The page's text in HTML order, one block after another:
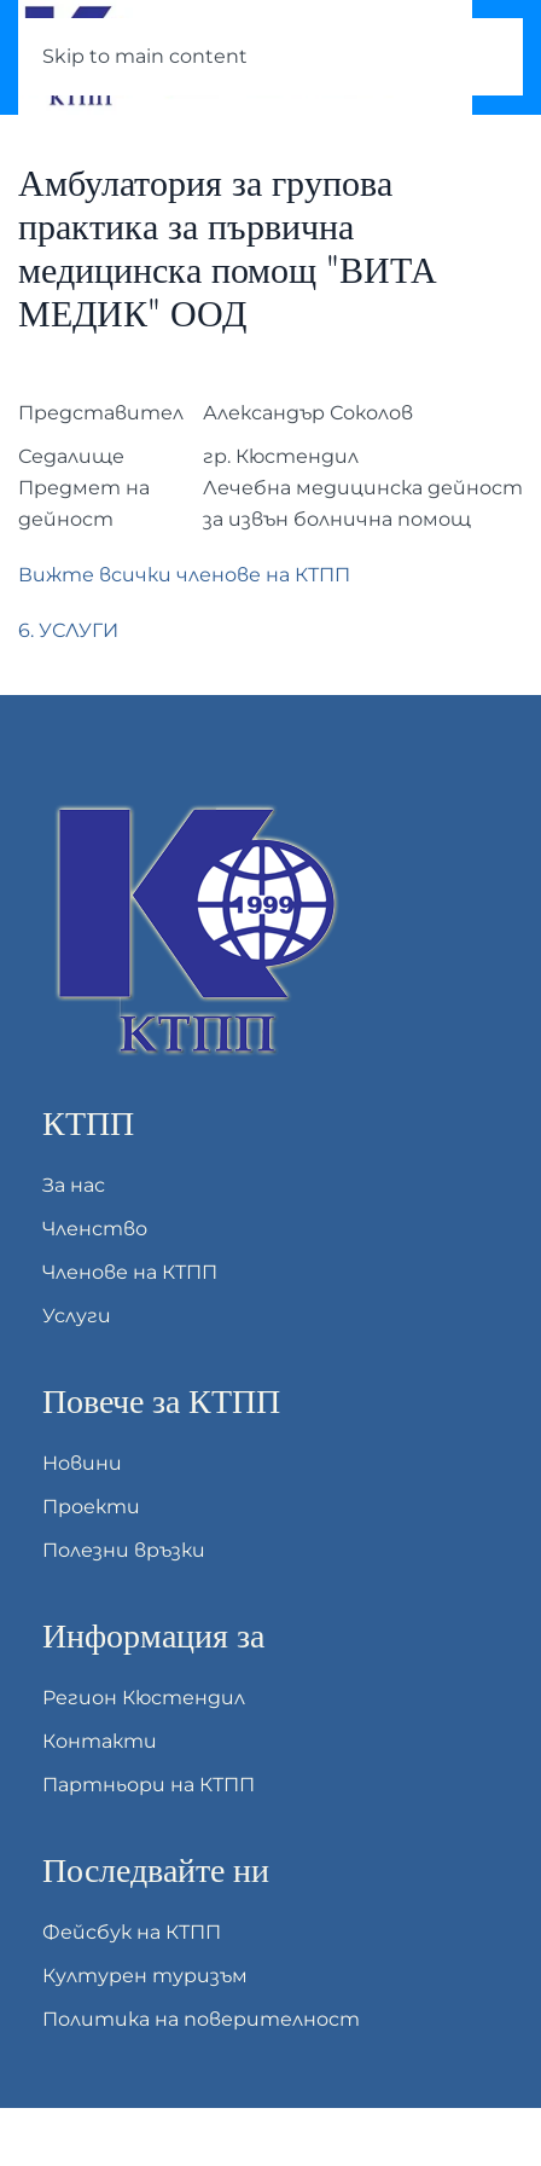
Skip to main content
Амбулатория за групова
практика за първична
медицинска помощ "ВИТА
МЕДИК" ООД
Представител
Александър Соколов
Седалище
гр. Кюстендил
Предмет на
дейност
Лечебна медицинска дейност
за извън болнична помощ
Вижте всички членове на КТПП
6. УСЛУГИ
КТПП
За нас
Членство
Членове на КТПП
Услуги
Повече за КТПП
Новини
Проекти
Полезни връзки
Информация за
Регион Кюстендил
Контакти
Партньори на КТПП
Последвайте ни
Фейсбук на КТПП
Културен туризъм
Политика на поверителност